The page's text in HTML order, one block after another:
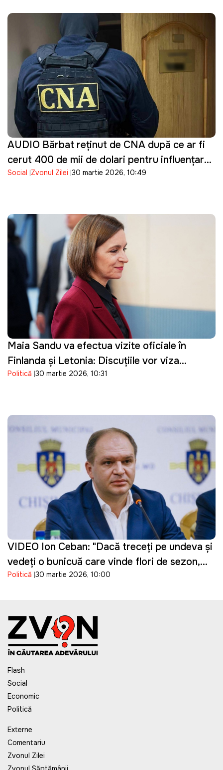
AUDIO Bărbat reținut de CNA după ce ar fi
cerut 400 de mii de dolari pentru influențarea
unei decizii într-un dosar penal
Social Zvonul Zilei 30 martie 2026, 10:49
Maia Sandu va efectua vizite oficiale în
Finlanda și Letonia: Discuțiile vor viza
parcursul european al Republicii Moldova
Politică 30 martie 2026, 10:31
VIDEO Ion Ceban: "Dacă treceți pe undeva și
vedeți o bunicuță care vinde flori de sezon,
cumpărați un buchet"
Politică 30 martie 2026, 10:00
Flash
Social
Economic
Politică
Externe
Comentariu
Zvonul Zilei